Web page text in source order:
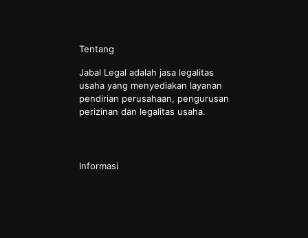
Tentang
Jabal Legal adalah jasa legalitas
usaha yang menyediakan layanan
pendirian perusahaan, pengurusan
perizinan dan legalitas usaha.
Informasi